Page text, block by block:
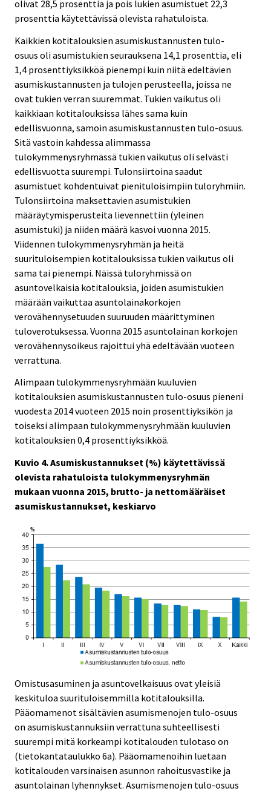
olivat 28,5 prosenttia ja pois lukien asumistuet 22,3
prosenttia käytettävissä olevista rahatuloista.
Kaikkien kotitalouksien asumiskustannusten tulo-
osuus oli asumistukien seurauksena 14,1 prosenttia, eli
1,4 prosenttiyksikköä pienempi kuin niitä edeltävien
asumiskustannusten ja tulojen perusteella, joissa ne
ovat tukien verran suuremmat. Tukien vaikutus oli
kaikkiaan kotitalouksissa lähes sama kuin
edellisvuonna, samoin asumiskustannusten tulo-osuus.
Sitä vastoin kahdessa alimmassa
tulokymmenysryhmässä tukien vaikutus oli selvästi
edellisvuotta suurempi. Tulonsiirtoina saadut
asumistuet kohdentuivat pienituloisimpiin tuloryhmiin.
Tulonsiirtoina maksettavien asumistukien
määräytymisperusteita lievennettiin (yleinen
asumistuki) ja niiden määrä kasvoi vuonna 2015.
Viidennen tulokymmenysryhmän ja heitä
suurituloisempien kotitalouksissa tukien vaikutus oli
sama tai pienempi. Näissä tuloryhmissä on
asuntovelkaisia kotitalouksia, joiden asumistukien
määrään vaikuttaa asuntolainakorkojen
verovähennysetuuden suuruuden määrittyminen
tuloverotuksessa. Vuonna 2015 asuntolainan korkojen
verovähennysoikeus rajoittui yhä edeltävään vuoteen
verrattuna.
Alimpaan tulokymmenysryhmään kuuluvien
kotitalouksien asumiskustannusten tulo-osuus pieneni
vuodesta 2014 vuoteen 2015 noin prosenttiyksikön ja
toiseksi alimpaan tulokymmenysryhmään kuuluvien
kotitalouksien 0,4 prosenttiyksikköä.
Kuvio 4. Asumiskustannukset (%) käytettävissä
olevista rahatuloista tulokymmenysryhmän
mukaan vuonna 2015, brutto- ja nettomääräiset
asumiskustannukset, keskiarvo
Omistusasuminen ja asuntovelkaisuus ovat yleisiä
keskituloa suurituloisemmilla kotitalouksilla.
Pääomamenot sisältävien asumismenojen tulo-osuus
on asumiskustannuksiin verrattuna suhteellisesti
suurempi mitä korkeampi kotitalouden tulotaso on
(tietokantataulukko 6a). Pääomamenoihin luetaan
kotitalouden varsinaisen asunnon rahoitusvastike ja
asuntolainan lyhennykset. Asumismenojen tulo-osuus